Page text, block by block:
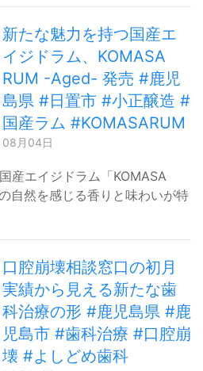
新たな魅力を持つ国産エ
イジドラム、KOMASA
RUM -Aged- 発売 #鹿児
島県 #日置市 #小正醸造 #
国産ラム #KOMASARUM
08月04日
産エイジドラム「KOMASA
自然を感じる香りと味わいが特
口腔崩壊相談窓口の初月
実績から見える新たな歯
科治療の形 #鹿児島県 #鹿
児島市 #歯科治療 #口腔崩
壊 #よしどめ歯科